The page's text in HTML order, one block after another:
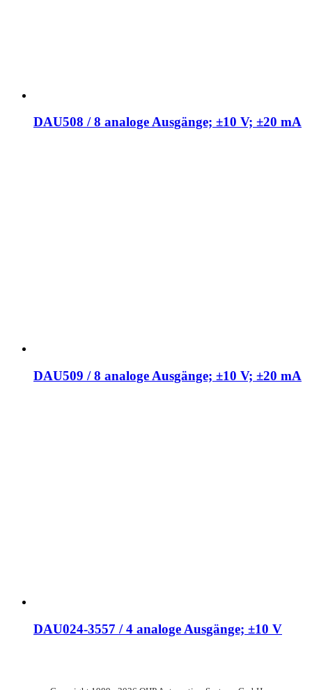
DAU508 / 8 analoge Ausgänge; ±10 V; ±20 mA
DAU509 / 8 analoge Ausgänge; ±10 V; ±20 mA
DAU024-3557 / 4 analoge Ausgänge; ±10 V